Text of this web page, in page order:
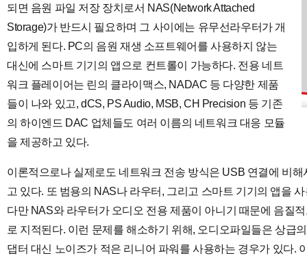
되면 음원 파일 저장 장치로서 NAS(Network Attached
Storage)가 반드시 필요하며 그 사이에는 유무선라우터가 개
입하게 된다. PC의 음원 재생 소프트웨어를 사용하지 않는
대신에 스마트 기기의 앱으로 컨트롤이 가능하다. 전용 네트
워크 플레이어는 린의 클라이맥스, NADAC 등 다양한 제품
들이 나와 있고, dCS, PS Audio, MSB, CH Precision 등 기존
의 하이엔드 DAC 업체들도 여러 이름의 네트워크 대응 모듈
을 제공하고 있다.
이론적으로나 실제로도 네트워크 전송 방식은 USB 연결에 비
고 있다. 또 범용의 NAS나 라우터, 그리고 스마트 기기의 앱을
다만 NAS와 라우터가 오디오 전용 제품이 아니기 때문에 음질
로 지적된다. 이런 문제를 해소하기 위해, 오디오파일들은 상급
댑터 대신 노이즈가 적은 리니어 파워를 사용하는 경우가 있다.